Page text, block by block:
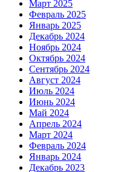
Март 2025
Февраль 2025
Январь 2025
Декабрь 2024
Ноябрь 2024
Октябрь 2024
Сентябрь 2024
Август 2024
Июль 2024
Июнь 2024
Май 2024
Апрель 2024
Март 2024
Февраль 2024
Январь 2024
Декабрь 2023